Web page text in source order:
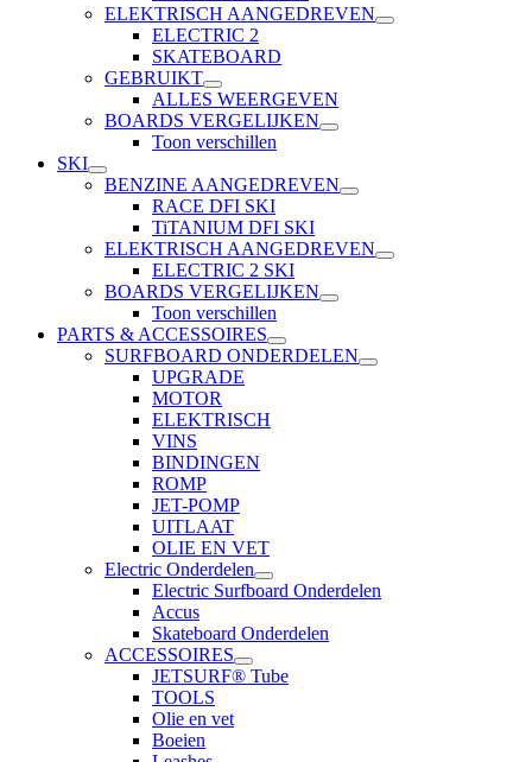
ELEKTRISCH AANGEDREVEN
ELECTRIC 2
SKATEBOARD
GEBRUIKT
ALLES WEERGEVEN
BOARDS VERGELIJKEN
Toon verschillen
SKI
BENZINE AANGEDREVEN
RACE DFI SKI
TiTANIUM DFI SKI
ELEKTRISCH AANGEDREVEN
ELECTRIC 2 SKI
BOARDS VERGELIJKEN
Toon verschillen
PARTS & ACCESSOIRES
SURFBOARD ONDERDELEN
UPGRADE
MOTOR
ELEKTRISCH
VINS
BINDINGEN
ROMP
JET-POMP
UITLAAT
OLIE EN VET
Electric Onderdelen
Electric Surfboard Onderdelen
Accus
Skateboard Onderdelen
ACCESSOIRES
JETSURF® Tube
TOOLS
Olie en vet
Boeien